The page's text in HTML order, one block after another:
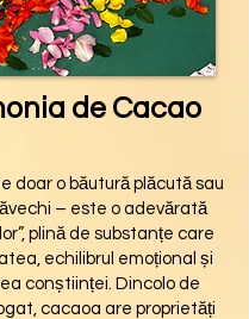
de Cacao
doar o băutură plăcută sau
– este o adevărată
plină de substanțe care
echilibrul emoțional și
conștiinței. Dincolo de
cacaoa are proprietăți